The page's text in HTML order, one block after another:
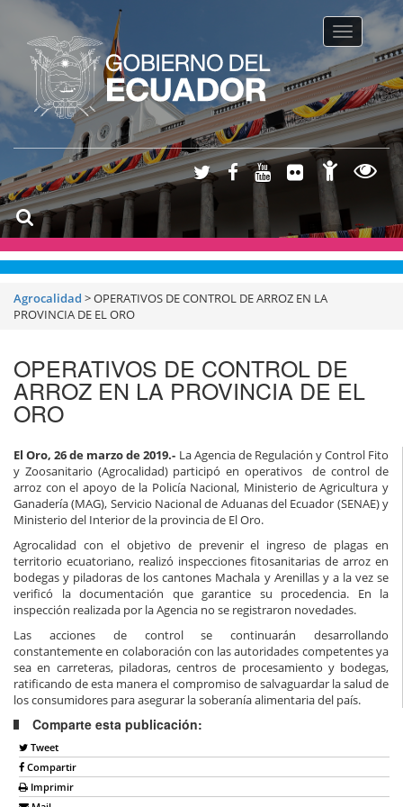
Toggle
Agrocalidad >OPERATIVOS DE CONTROL DE ARROZ EN LA
PROVINCIA DE EL ORO
OPERATIVOS DE CONTROL DE
ARROZ EN LA PROVINCIA DE EL
ORO
El Oro, 26 de marzo de 2019.- La Agencia de Regulación y Control Fito
y Zoosanitario (Agrocalidad) participó en operativos de control de
arroz con el apoyo de la Policía Nacional, Ministerio de Agricultura y
Ganadería (MAG), Servicio Nacional de Aduanas del Ecuador (SENAE) y
Ministerio del Interior de la provincia de El Oro.
Agrocalidad con el objetivo de prevenir el ingreso de plagas en
territorio ecuatoriano, realizó inspecciones fitosanitarias de arroz en
bodegas y piladoras de los cantones Machala y Arenillas y a la vez se
verificó la documentación que garantice su procedencia. En la
inspección realizada por la Agencia no se registraron novedades.
Las acciones de control se continuarán desarrollando
constantemente en colaboración con las autoridades competentes ya
sea en carreteras, piladoras, centros de procesamiento y bodegas,
ratificando de esta manera el compromiso de salvaguardar la salud de
los consumidores para asegurar la soberanía alimentaria del país.
Comparte esta publicación:
Tweet
Compartir
Imprimir